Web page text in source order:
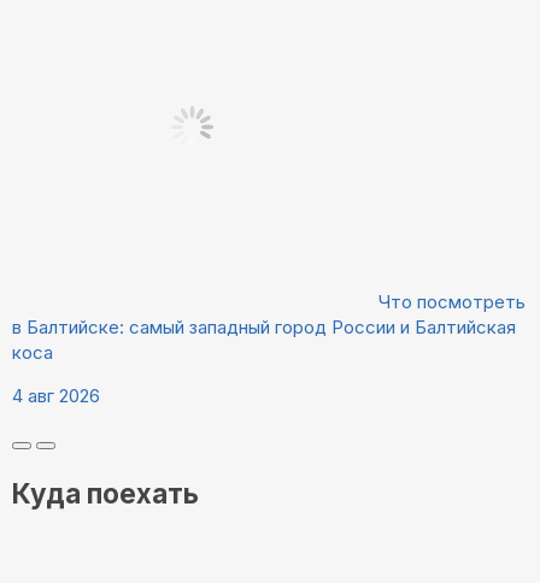
Что посмотреть
в Балтийске: самый западный город России и Балтийская
коса
4 авг 2026
Куда поехать